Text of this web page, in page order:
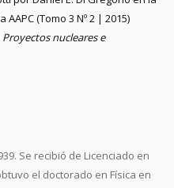
(Tomo 3 Nº 2 | 2015)
Proyectos nucleares e
Se recibió de Licenciado en
el doctorado en Física en